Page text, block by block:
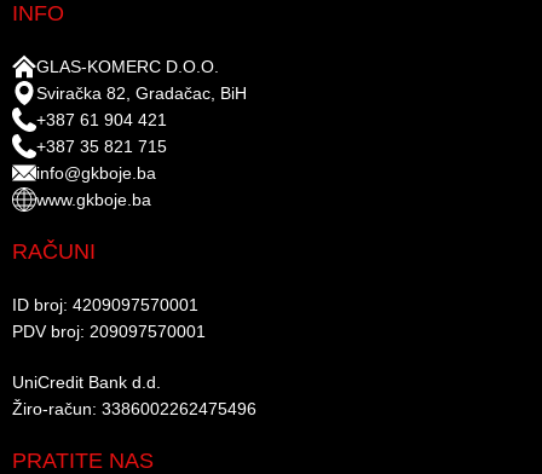
INFO
GLAS-KOMERC D.O.O.
Sviračka 82, Gradačac, BiH
+387 61 904 421
+387 35 821 715
info@gkboje.ba
www.gkboje.ba
RAČUNI
ID broj: 4209097570001​
PDV broj: 209097570001 ​
UniCredit Bank d.d.​
Žiro-račun: 3386002262475496​​
PRATITE NAS